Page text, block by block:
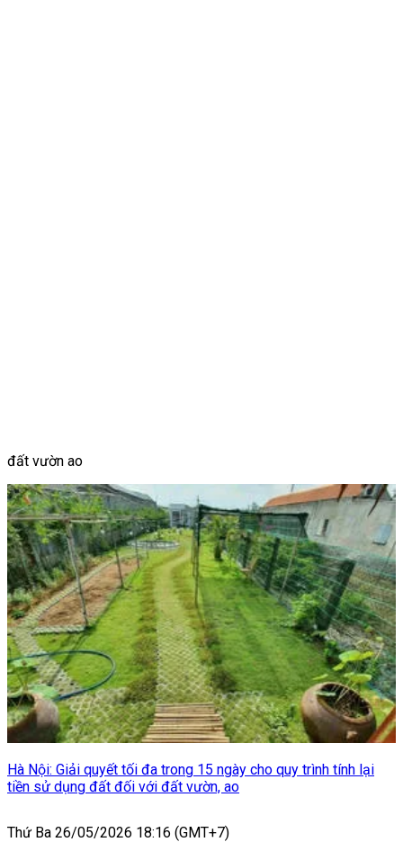
đất vườn ao
Hà Nội: Giải quyết tối đa trong 15 ngày cho quy trình tính lại
tiền sử dụng đất đối với đất vườn, ao
Thứ Ba 26/05/2026 18:16 (GMT+7)